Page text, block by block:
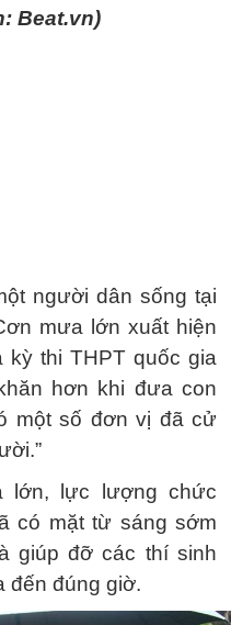
Beat.vn)
người dân sống tại
mưa lớn xuất hiện
thi THPT quốc gia
hơn khi đưa con
một số đơn vị đã cử
lớn, lực lượng chức
có mặt từ sáng sớm
giúp đỡ các thí sinh
đến đúng giờ.